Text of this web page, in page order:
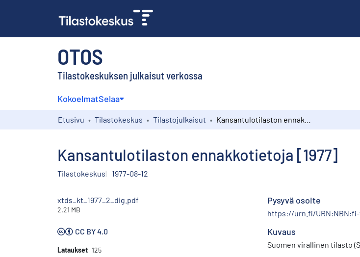
OTOS
Tilastokeskuksen julkaisut verkossa
KokoelmatSelaa
Etusivu Tilastokeskus Tilastojulkaisut
Kansantulotilaston ennakkotietoja [1977]
Tilastokeskus 1977-08-12
xtds_kt_1977_2_dig.pdf
2.21 MB
CC BY 4.0
Lataukset 125
Pysyvä osoite
https://urn.fi/URN:NBN:fi-
Kuvaus
Suomen virallinen tilasto